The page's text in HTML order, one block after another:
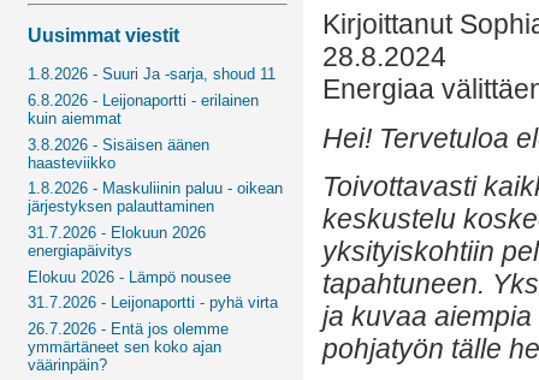
Uusimmat viestit
1.8.2026 - Suuri Ja -sarja, shoud 11
6.8.2026 - Leijonaportti - erilainen
kuin aiemmat
3.8.2026 - Sisäisen äänen
haasteviikko
1.8.2026 - Maskuliinin paluu - oikean
järjestyksen palauttaminen
31.7.2026 - Elokuun 2026
energiapäivitys
Elokuu 2026 - Lämpö nousee
31.7.2026 - Leijonaportti - pyhä virta
26.7.2026 - Entä jos olemme
ymmärtäneet sen koko ajan
väärinpäin?
Kirjoittanut
28.8.2024
Energiaa
Hei! Tervetuloa
Toivottavasti
keskustelu
yksityiskohtiin
tapahtuneen.
ja kuvaa
pohjatyön tälle